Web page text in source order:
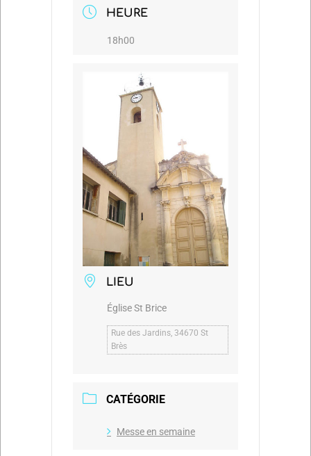
HEURE
18h00
LIEU
Église St Brice
Rue des Jardins, 34670 St
Brès
CATÉGORIE
Messe en semaine